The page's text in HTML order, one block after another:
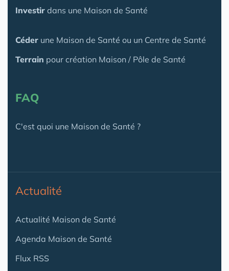
Investir dans une Maison de Santé
Céder une Maison de Santé ou un Centre de Santé
Terrain pour création Maison / Pôle de Santé
FAQ
C'est quoi une Maison de Santé ?
Actualité
Actualité Maison de Santé
Agenda Maison de Santé
Flux RSS